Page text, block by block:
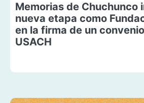
Memorias de Chuchunco
nueva etapa como
en la firma de un
USACH